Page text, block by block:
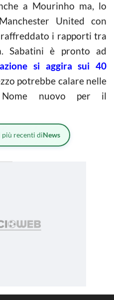
a Mourinho ma, lo
United con
raffreddato i rapporti tra
Sabatini è pronto ad
si aggira sui 40
potrebbe calare nelle
Nome nuovo per il
più recenti diNews